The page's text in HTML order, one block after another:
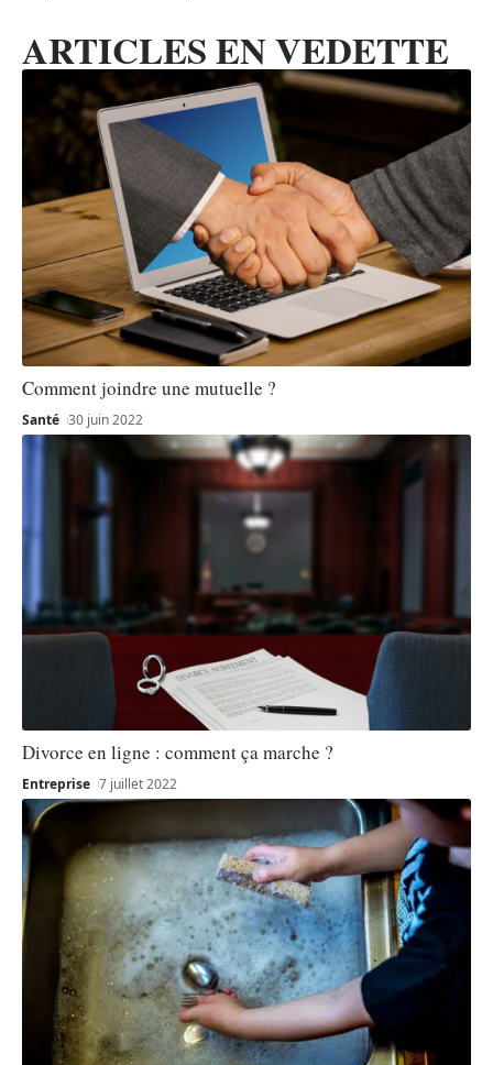
ARTICLES EN VEDETTE
Comment joindre une mutuelle ?
Santé 30 juin 2022
Divorce en ligne : comment ça marche ?
Entreprise 7 juillet 2022